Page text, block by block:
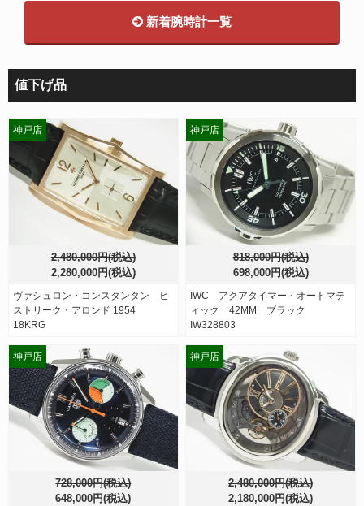
新着腕時計一覧
値下げ品
2,480,000円(税込)
2,280,000円(税込)
ヴァシュロン・コンスタンタン ヒ
ストリーク・アロンド 1954
18KRG
神戸店
818,000円(税込)
698,000円(税込)
IWC アクアタイマー・オートマテ
ィック 42MM ブラック
IW328803
神戸店
728,000円(税込)
648,000円(税込)
神戸店
2,480,000円(税込)
2,180,000円(税込)
神戸店